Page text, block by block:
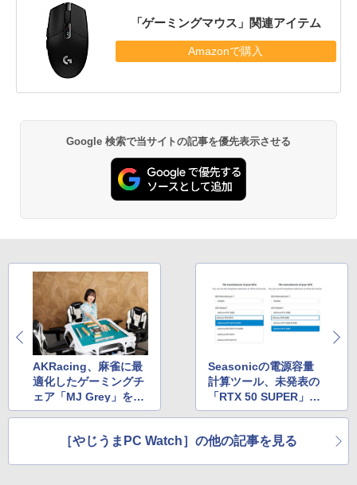
「ゲーミングマウス」関連アイテム
Amazonで購入
Google 検索で当サイトの記事を優先表示させる
AKRacing、麻雀に最
適化したゲーミングチ
ェア「MJ Grey」を発
売
Seasonicの電源容量
計算ツール、未発表の
「RTX 50 SUPER」3
モデルを掲載
［やじうまPC Watch］の他の記事を見る